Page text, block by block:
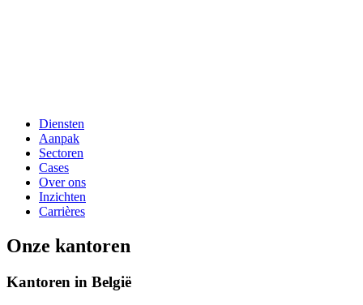
Diensten
Aanpak
Sectoren
Cases
Over ons
Inzichten
Carrières
Onze kantoren
Kantoren in België